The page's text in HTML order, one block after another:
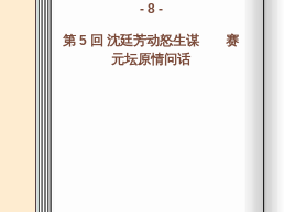
- 8 -
第 5 回 沈廷芳动怒生谋 赛
元坛原情问话